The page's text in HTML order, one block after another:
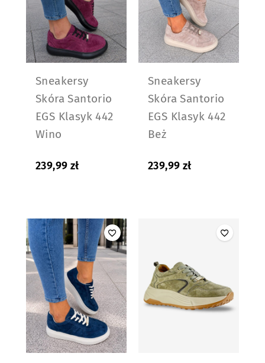
Sneakersy
Skóra Santorio
EGS Klasyk 442
Wino
239,99 zł
Sneakersy
Skóra Santorio
EGS Klasyk 442
Beż
239,99 zł